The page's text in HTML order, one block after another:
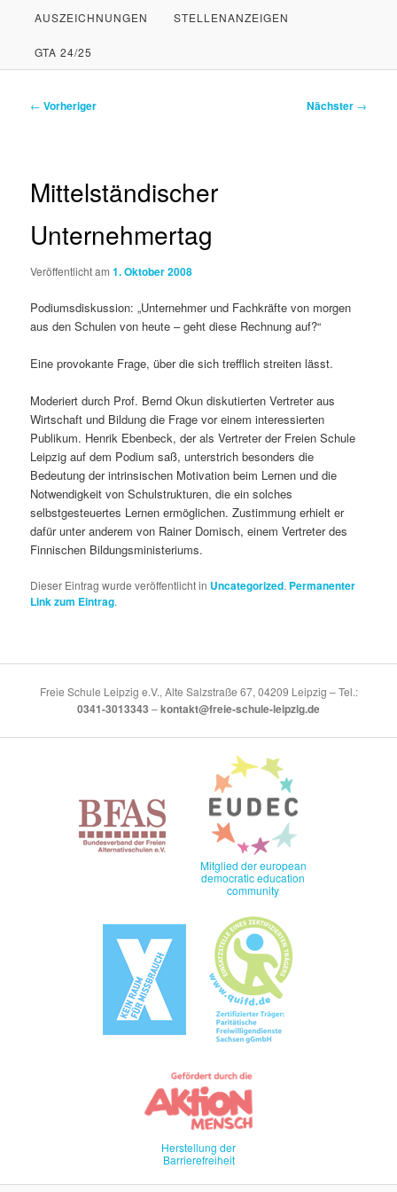
PRIMÄREN
INHALT
SPRINGEN
SEKUNDÄREN
INHALT
SPRINGEN
AUSZEICHNUNGEN STELLENANZEIGEN
GTA 24/25
Beitragsnavigation
← Vorheriger Nächster →
Mittelständischer
Unternehmertag
Veröffentlicht am1. Oktober 2008
Podiumsdiskussion: „Unternehmer und Fachkräfte von morgen
aus den Schulen von heute – geht diese Rechnung auf?“
Eine provokante Frage, über die sich trefflich streiten lässt.
Moderiert durch Prof. Bernd Okun diskutierten Vertreter aus
Wirtschaft und Bildung die Frage vor einem interessierten
Publikum. Henrik Ebenbeck, der als Vertreter der Freien Schule
Leipzig auf dem Podium saß, unterstrich besonders die
Bedeutung der intrinsischen Motivation beim Lernen und die
Notwendigkeit von Schulstrukturen, die ein solches
selbstgesteuertes Lernen ermöglichen. Zustimmung erhielt er
dafür unter anderem von Rainer Domisch, einem Vertreter des
Finnischen Bildungsministeriums.
Dieser Eintrag wurde veröffentlicht in Uncategorized. Permanenter
Link zum Eintrag.
Freie Schule Leipzig e.V., Alte Salzstraße 67, 04209 Leipzig – Tel.:
0341-3013343 –kontakt@freie-schule-leipzig.de
Mitglied der european
democratic education
community
Herstellung der
Barrierefreiheit